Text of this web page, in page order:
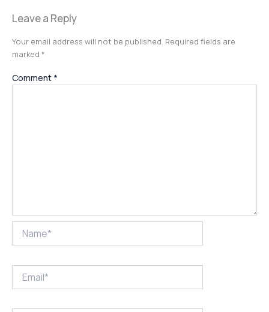
Leave a Reply
Your email address will not be published. Required fields are
marked *
Comment *